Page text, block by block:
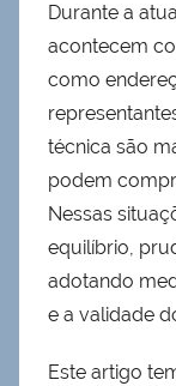
Durante a
acontecem
como
técnica são
podem
Nessas
equilíbrio,
adotando
e a validade
Este artigo